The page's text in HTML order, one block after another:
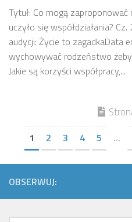
Tytuł: Co mogą
uczyło się współdziałania?
audycji: Życie to zagadkaData
wychowywać rodzeństwo
Jakie są korzyści współpracy,...
1 2 3 4 5 ...
OBSERWUJ: